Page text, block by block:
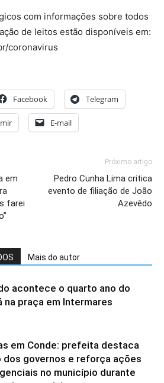
com informações sobre todos
de leitos estão disponíveis em:
coronavirus
Facebook Telegram
E-mail
em
farei
Próximo artigo
Pedro Cunha Lima critica
evento de filiação de João
Azevêdo
Mais do autor
acontece o quarto ano do
na praça em Intermares
em Conde: prefeita destaca
dos governos e reforça ações
no município durante